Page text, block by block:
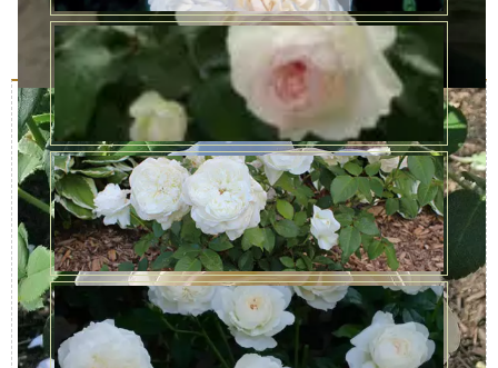
Описание Характеристики
Доставка и оплата Отзывы (0)
Появление разновидности роз флорибунда в ХХ веке
превратилось в настоящую сенсацию. История создания
этих цветов берет свое начало в 1924-м. Именно тогда
селекционер Поульсен из Дании скрестил чайно-
гибридную розу с полиантовой. Получилась
разновидность, объединившая лучшие свойства от обоих
родителей: обильное цветение, а также выносливость
полиантовой розы и красоту чайно-гибридной.
Интересно, что флорибунда означает в переводе
«обильноцветущая». Роза Болеро – яркий представитель
это группы.
История выведения сорта
Болеро относится к сортам французской селекции.